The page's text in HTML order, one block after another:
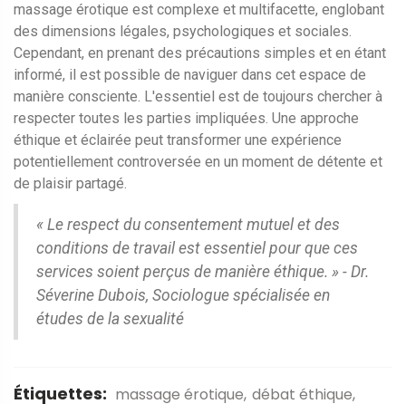
massage érotique est complexe et multifacette, englobant
des dimensions légales, psychologiques et sociales.
Cependant, en prenant des précautions simples et en étant
informé, il est possible de naviguer dans cet espace de
manière consciente. L'essentiel est de toujours chercher à
respecter toutes les parties impliquées. Une approche
éthique et éclairée peut transformer une expérience
potentiellement controversée en un moment de détente et
de plaisir partagé.
« Le respect du consentement mutuel et des
conditions de travail est essentiel pour que ces
services soient perçus de manière éthique. » - Dr.
Séverine Dubois, Sociologue spécialisée en
études de la sexualité
Étiquettes: massage érotique débat éthique